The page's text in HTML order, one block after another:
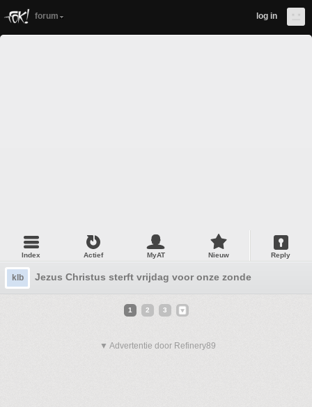
forum log in
Index Actief MyAT Nieuw Reply
klb Jezus Christus sterft vrijdag voor onze zonde
1 2 3
▼ Advertentie door Refinery89